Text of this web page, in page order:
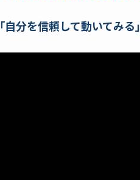
「自分を信頼して動いてみる」